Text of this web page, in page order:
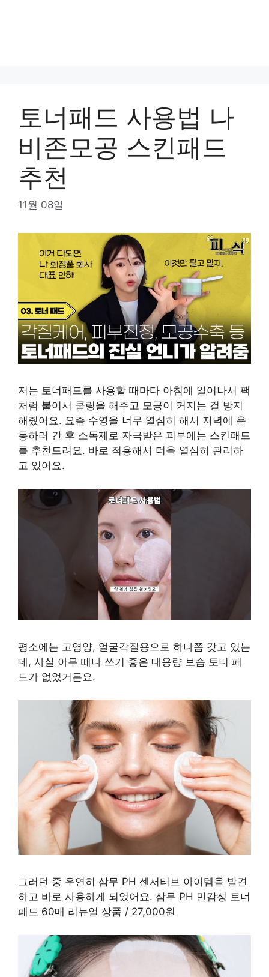
토너패드 사용법 나
비존모공 스킨패드
추천
11월 08일
저는 토너패드를 사용할 때마다 아침에 일어나서 팩
처럼 붙여서 쿨링을 해주고 모공이 커지는 걸 방지
해줬어요. 요즘 수영을 너무 열심히 해서 저녁에 운
동하러 간 후 소독제로 자극받은 피부에는 스킨패드
를 추천드려요. 바로 적용해서 더욱 열심히 관리하
고 있어요.
평소에는 고영양, 얼굴각질용으로 하나쯤 갖고 있는
데, 사실 아무 때나 쓰기 좋은 대용량 보습 토너 패
드가 없었거든요.
그러던 중 우연히 삼무 PH 센서티브 아이템을 발견
하고 바로 사용하게 되었어요. 삼무 PH 민감성 토너
패드 60매 리뉴얼 상품 / 27,000원